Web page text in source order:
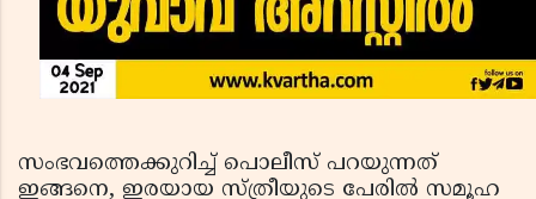
സംഭവത്തെക്കുറിച്ച് പൊലീസ് പറയുന്നത്
ഇങ്ങനെ, ഇരയായ സ്ത്രീയുടെ പേരില്‍ സമൂഹ